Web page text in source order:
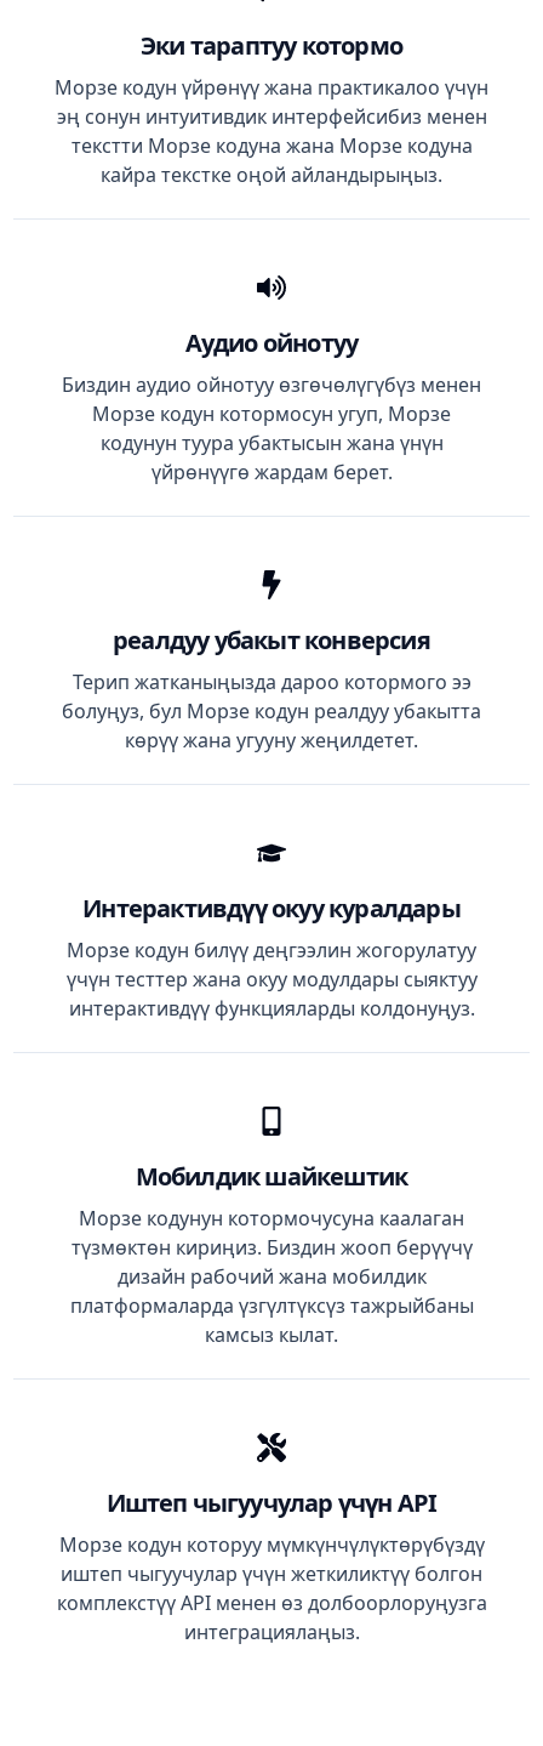
Эки тараптуу котормо
Морзе кодун үйрөнүү жана практикалоо үчүн
эң сонун интуитивдик интерфейсибиз менен
текстти Морзе кодуна жана Морзе кодуна
кайра текстке оңой айландырыңыз.
Аудио ойнотуу
Биздин аудио ойнотуу өзгөчөлүгүбүз менен
Морзе кодун котормосун угуп, Морзе
кодунун туура убактысын жана үнүн
үйрөнүүгө жардам берет.
реалдуу убакыт конверсия
Терип жатканыңызда дароо котормого ээ
болуңуз, бул Морзе кодун реалдуу убакытта
көрүү жана угууну жеңилдетет.
Интерактивдүү окуу куралдары
Морзе кодун билүү деңгээлин жогорулатуу
үчүн тесттер жана окуу модулдары сыяктуу
интерактивдүү функцияларды колдонуңуз.
Мобилдик шайкештик
Морзе кодунун котормочусуна каалаган
түзмөктөн кириңиз. Биздин жооп берүүчү
дизайн рабочий жана мобилдик
платформаларда үзгүлтүксүз тажрыйбаны
камсыз кылат.
Иштеп чыгуучулар үчүн API
Морзе кодун которуу мүмкүнчүлүктөрүбүздү
иштеп чыгуучулар үчүн жеткиликтүү болгон
комплекстүү API менен өз долбоорлоруңузга
интеграциялаңыз.